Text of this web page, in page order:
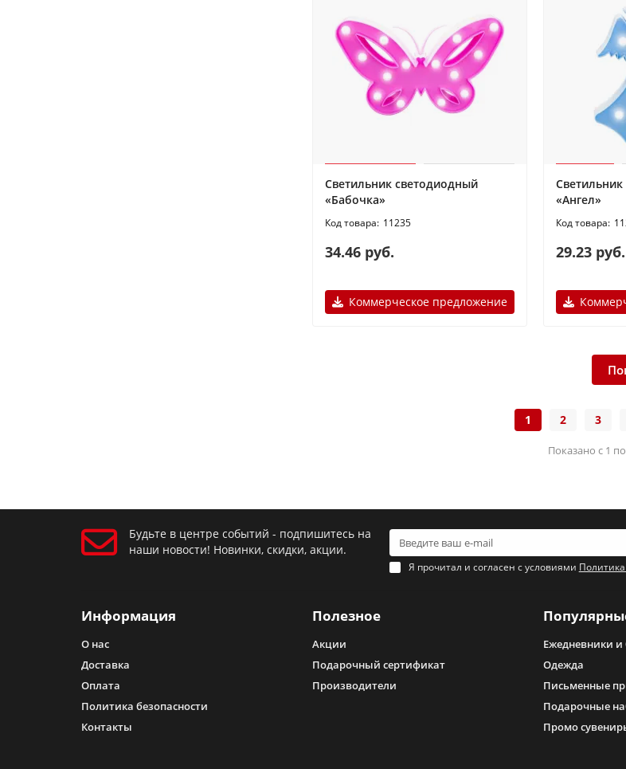
Светильник светодиодный
«Бабочка»
11235
34.46 руб.
Коммерческое предложение
«Ангел»
29.23 руб.
1 2 3
Показано с 1
Будьте в центре событий - подпишитесь на
наши новости! Новинки, скидки, акции.
Я прочитал и согласен с условиями
Информация
О нас
Доставка
Оплата
Политика безопасности
Контакты
Полезное
Акции
Подарочный сертификат
Производители
Ежедневники
Одежда
Письменные
Подарочные
Промо